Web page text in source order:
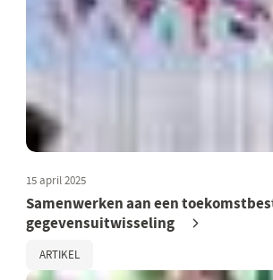
15 april 2025
Samenwerken aan een
gegevensuitwisseling
ARTIKEL